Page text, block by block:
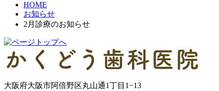
HOME
お知らせ
2月診療のお知らせ
大阪府大阪市阿倍野区丸山通1丁目1−13